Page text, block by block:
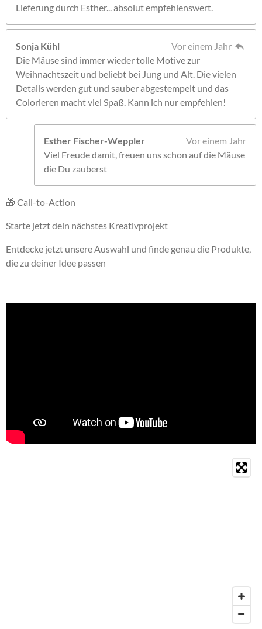
Lieferung durch Esther... absolut empfehlenswert.
Sonja Kühl
Vor einem Jahr
Die Mäuse sind immer wieder tolle Motive zur
Weihnachtszeit und beliebt bei Jung und Alt. Die vielen
Details werden gut und sauber abgestempelt und das
Colorieren macht viel Spaß. Kann ich nur empfehlen!
Esther Fischer-Weppler
Vor einem Jahr
Viel Freude damit, freuen uns schon auf die Mäuse
die Du zauberst
🎁 Call-to-Action
Starte jetzt dein nächstes Kreativprojekt
Entdecke jetzt unsere Auswahl und finde genau die Produkte,
die zu deiner Idee passen